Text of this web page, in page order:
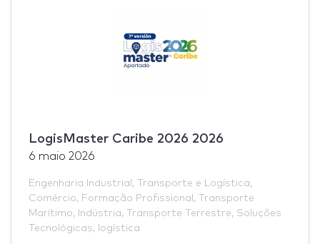
LogisMaster Caribe 2026 2026
6 maio 2026
Engenharia Industrial , Transporte e Logística,
Comércio, Formação Profissional , Transporte
Marítimo, Indústria, Transporte Terrestre, Soluções
Tecnológicas, logística